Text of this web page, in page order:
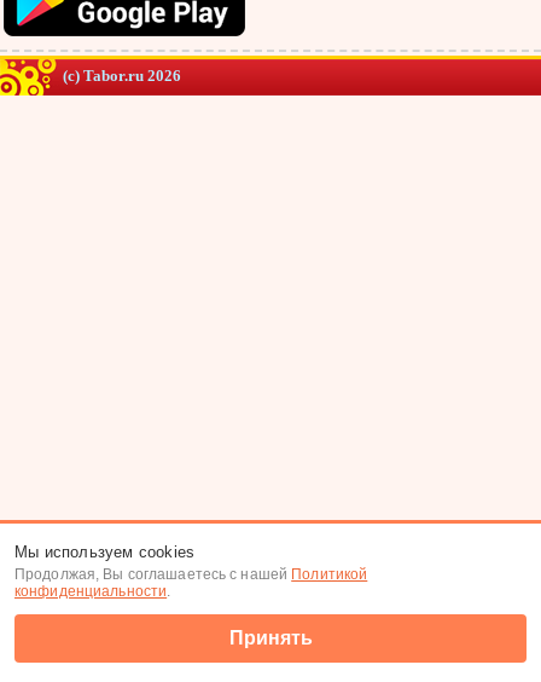
(c) Tabor.ru 2026
Мы используем cookies
Продолжая, Вы соглашаетесь с нашей Политикой
конфиденциальности.
Принять